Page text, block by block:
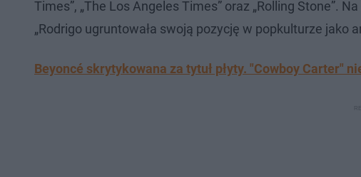
Times”, „The Los Angeles Times” oraz „Rolling Stone”.
„Rodrigo ugruntowała swoją pozycję w popkulturze jako
Beyoncé skrytykowana za tytuł płyty. "Cowboy Carter"